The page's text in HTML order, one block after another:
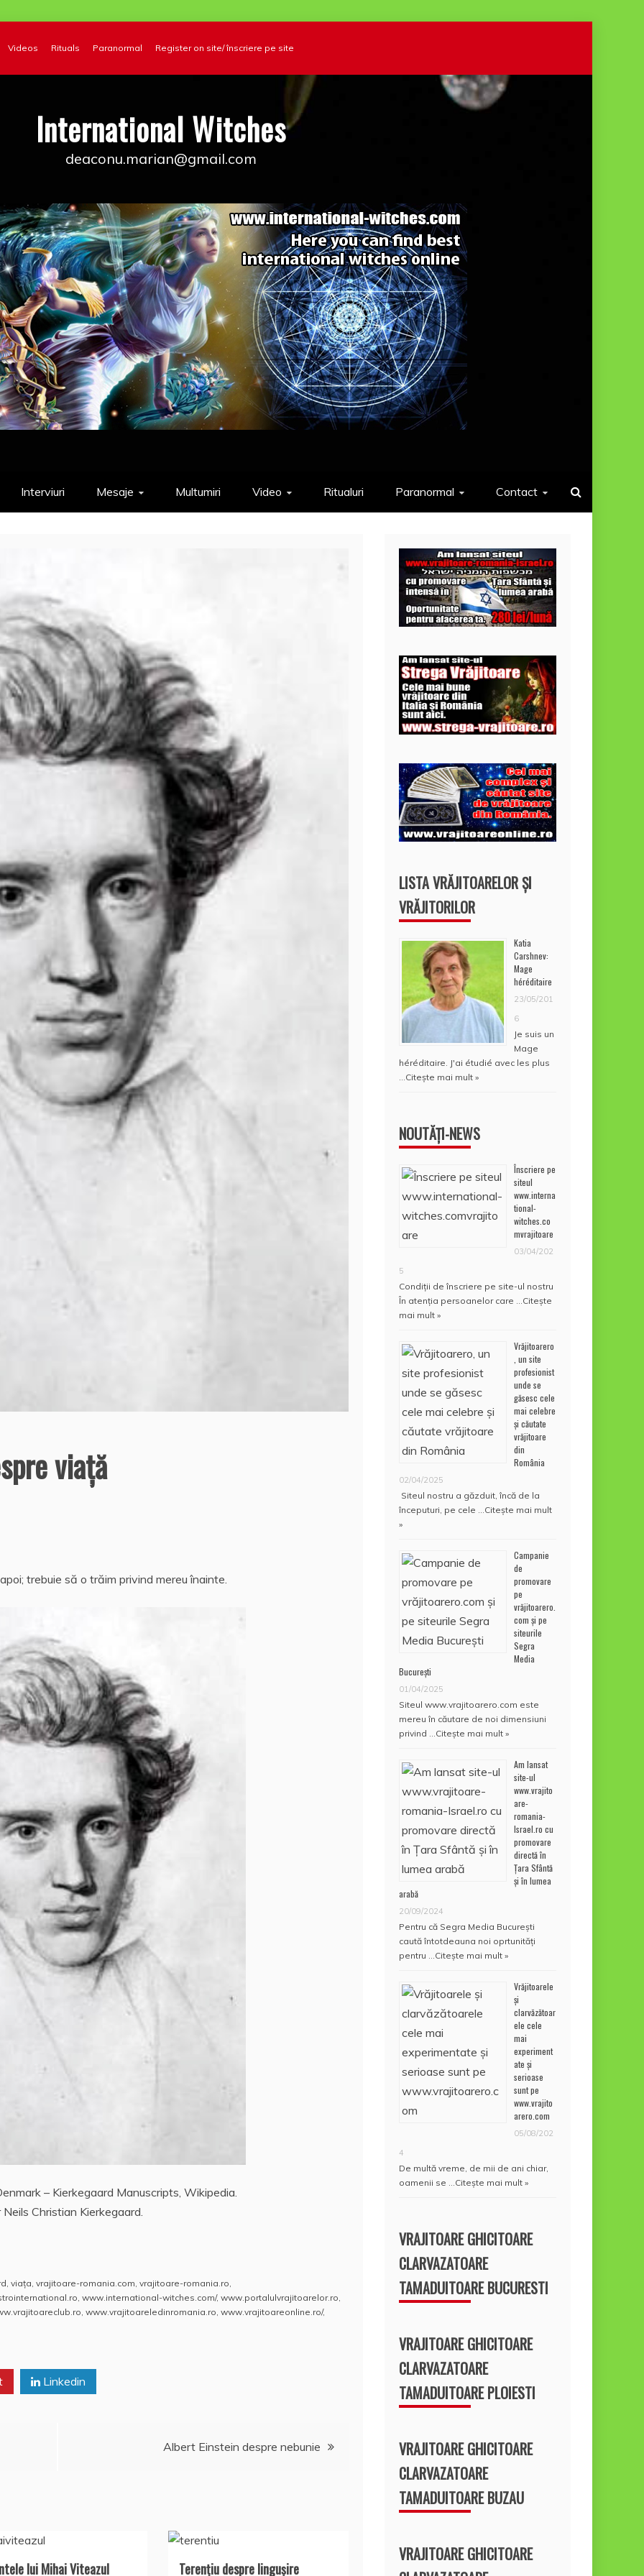
Videos Rituals Paranormal
Register on site/ înscriere pe site
International Witches
deaconu.marian@gmail.com
Interviuri Mesaje Multumiri Video Ritualuri Paranormal Contact
viaţă
trebuie să o trăim privind mereu înainte.
– Kierkegaard Manuscripts, Wikipedia.
Christian Kierkegaard.
, viaţa, vrajitoare-romania.com, vrajitoare-romania.ro,
, www.international-witches.com/, www.portalulvrajitoarelor.ro,
, www.vrajitoareledinromania.ro, www.vrajitoareonline.ro/,
Linkedin
Albert Einstein despre nebunie
lui Mihai Viteazul Terențiu despre lingușire
LISTA VRĂJITOARELOR ȘI
VRĂJITORILOR
Katia
Carshnev:
Mage
héréditaire
23/05/201
6
Je suis un
Mage
héréditaire. J'ai étudié avec les plus
Citește mai mult »
NOUTĂȚI-NEWS
Înscriere pe
siteul
www.interna
tional-
witches.co
mvrajitoare
03/04/202
5
Condiţii de înscriere pe site-ul nostru
În atenţia persoanelor care … Citește
mai mult »
Vrăjitoarero
, un site
profesionist
unde se
găsesc cele
mai celebre
și căutate
vrăjitoare
din
România
02/04/2025
Siteul nostru a găzduit, încă de la
începuturi, pe cele … Citește mai mult
»
Campanie
de
promovare
pe
vrăjitoarero.
com și pe
siteurile
Segra
Media
București
01/04/2025
Siteul www.vrajitoarero.com este
mereu în căutare de noi dimensiuni
privind … Citește mai mult »
Am lansat
site-ul
www.vrajito
are-
romania-
Israel.ro cu
promovare
directă în
Țara Sfântă
și în lumea
arabă
20/09/2024
Pentru că Segra Media București
caută întotdeauna noi oprtunități
pentru … Citește mai mult »
Vrăjitoarele
și
clarvăzătoar
ele cele
mai
experiment
ate și
serioase
sunt pe
www.vrajito
arero.com
05/08/202
4
De multă vreme, de mii de ani chiar,
oamenii se … Citește mai mult »
VRAJITOARE GHICITOARE
CLARVAZATOARE
TAMADUITOARE BUCURESTI
VRAJITOARE GHICITOARE
CLARVAZATOARE
TAMADUITOARE PLOIESTI
VRAJITOARE GHICITOARE
CLARVAZATOARE
TAMADUITOARE BUZAU
VRAJITOARE GHICITOARE